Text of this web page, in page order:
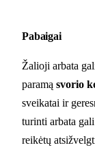
Pabaigai
Žalioji arbata
paramą svorio
sveikatai ir
turinti arbata
reikėtų